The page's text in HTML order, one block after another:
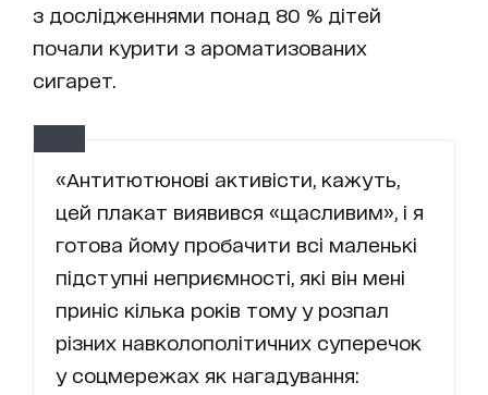
з дослідженнями понад 80 % дітей
почали курити з ароматизованих
сигарет.
«Антитютюнові активісти, кажуть,
цей плакат виявився «щасливим», і я
готова йому пробачити всі маленькі
підступні неприємності, які він мені
приніс кілька років тому у розпал
різних навколополітичних суперечок
у соцмережах як нагадування: